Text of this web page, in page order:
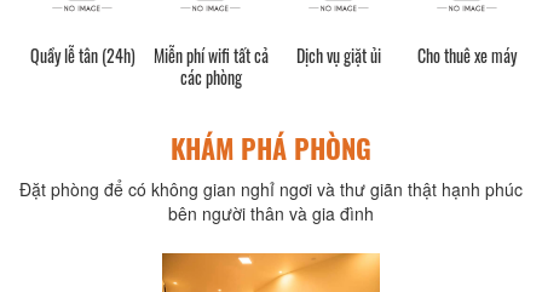
Quầy lễ tân (24h)
Miễn phí wifi tất cả
các phòng
Dịch vụ giặt ủi Cho thuê xe máy
KHÁM PHÁ PHÒNG
Đặt phòng để có không gian nghỉ ngơi và thư giãn thật hạnh phúc
bên người thân và gia đình